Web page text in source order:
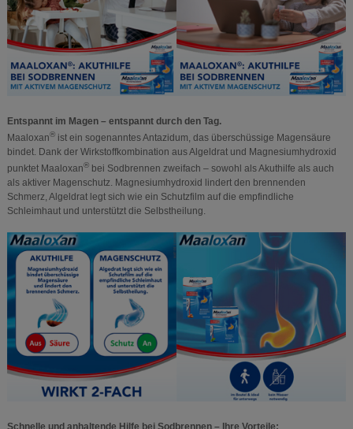
Entspannt im Magen – entspannt durch den Tag.
Maaloxan®ist ein sogenanntes Antazidum, das überschüssige Magensäure
bindet. Dank der Wirkstoffkombination aus Algeldrat und Magnesiumhydroxid
punktet Maaloxan®bei Sodbrennen zweifach – sowohl als Akuthilfe als auch
als aktiver Magenschutz. Magnesiumhydroxid lindert den brennenden
Schmerz, Algeldrat legt sich wie ein Schutzfilm auf die empfindliche
Schleimhaut und unterstützt die Selbstheilung.
Schnelle und anhaltende Hilfe bei Sodbrennen – Ihre Vorteile: